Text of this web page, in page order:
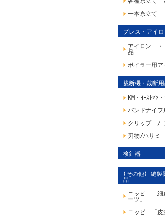
一本糸立て
プレス・アイ
アイロン ・
品
ボイラー用ア
裁断機・裁断
KM・ｲｰｽﾄﾏﾝ
バンドナイフ
クリップ /
刃物/ハサミ
検針器
(その他) 縫製
品
ニッピ 「細
ーツ」
ニッピ 「皮